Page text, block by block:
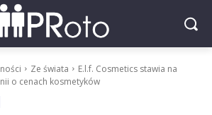
Ze świata
E.l.f. Cosmetics stawia na
o cenach kosmetyków